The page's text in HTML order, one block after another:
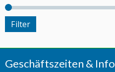
Filter
Geschäftszeiten & Info